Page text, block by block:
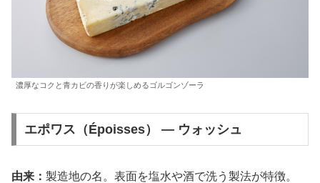
濃厚なコクと青カビの香りが楽しめるゴルゴンゾーラ
エポワス（Époisses） — ウォッシュ
由来： 製造地の名。表面を塩水や酒で洗う製法が特徴。